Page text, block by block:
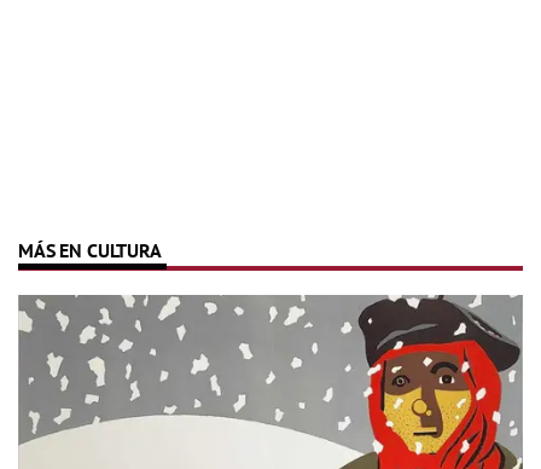
MÁS EN CULTURA